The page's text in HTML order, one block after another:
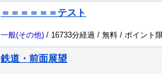
＝＝＝＝＝＝テスト
一般(その他) / 16733分経過 / 無料 / ポイント
鉄道・前面展望